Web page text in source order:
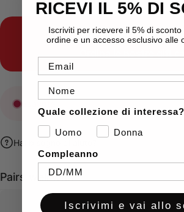
Indecisione sugli
Hai bisogno di aiuto?
Pairs well with
RICEVI IL 5% DI
Iscriviti per ricevere il 5% di
ordine e un accesso esclusivo alle
Email
Nome
Quale collezione di interessa?
Uomo
Donna
Compleanno
Iscrivimi e vai allo